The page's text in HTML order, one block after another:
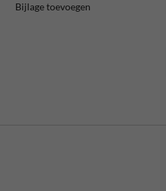
Bijlage toevoegen